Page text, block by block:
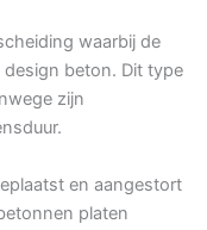
waarbij de
beton. Dit type
zijn
en aangestort
platen